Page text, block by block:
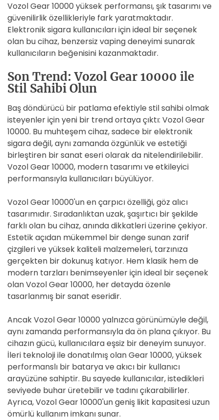
Vozol Gear 10000 yüksek performansı, şık tasarımı ve
güvenilirlik özellikleriyle fark yaratmaktadır.
Elektronik sigara kullanıcıları için ideal bir seçenek
olan bu cihaz, benzersiz vaping deneyimi sunarak
kullanıcıların beğenisini kazanmaktadır.
Son Trend: Vozol Gear 10000 ile
Stil Sahibi Olun
Baş döndürücü bir patlama efektiyle stil sahibi olmak
isteyenler için yeni bir trend ortaya çıktı: Vozol Gear
10000. Bu muhteşem cihaz, sadece bir elektronik
sigara değil, aynı zamanda özgünlük ve estetiği
birleştiren bir sanat eseri olarak da nitelendirilebilir.
Vozol Gear 10000, modern tasarımı ve etkileyici
performansıyla kullanıcıları büyülüyor.
Vozol Gear 10000'un en çarpıcı özelliği, göz alıcı
tasarımıdır. Sıradanlıktan uzak, şaşırtıcı bir şekilde
farklı olan bu cihaz, anında dikkatleri üzerine çekiyor.
Estetik açıdan mükemmel bir denge sunan zarif
çizgileri ve yüksek kaliteli malzemeleri, tarzınıza
gerçekten bir dokunuş katıyor. Hem klasik hem de
modern tarzları benimseyenler için ideal bir seçenek
olan Vozol Gear 10000, her detayda özenle
tasarlanmış bir sanat eseridir.
Ancak Vozol Gear 10000 yalnızca görünümüyle değil,
aynı zamanda performansıyla da ön plana çıkıyor. Bu
cihazın gücü, kullanıcılara eşsiz bir deneyim sunuyor.
İleri teknoloji ile donatılmış olan Gear 10000, yüksek
performanslı bir batarya ve akıcı bir kullanıcı
arayüzüne sahiptir. Bu sayede kullanıcılar, istedikleri
seviyede buhar üretebilir ve tadını çıkarabilirler.
Ayrıca, Vozol Gear 10000'un geniş likit kapasitesi uzun
ömürlü kullanım imkanı sunar.